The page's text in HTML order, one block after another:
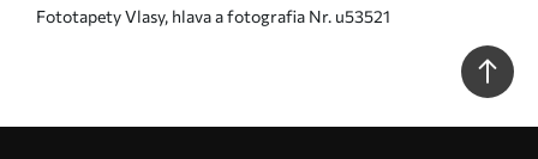
Fototapety Vlasy, hlava a fotografia Nr. u53521